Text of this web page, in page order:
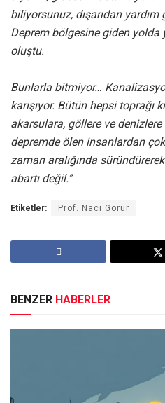
biliyorsunuz, dışarıdan
Deprem bölgesine giden
oluştu.
Bunlarla bitmiyor…
karışıyor. Bütün hepsi toprağı
akarsulara, göllere ve denizlere
depremde ölen insanlardan
zaman aralığında
abartı değil.”
Etiketler: Prof. Naci Görür
BENZER HABERLER